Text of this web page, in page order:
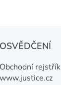
OSVĚDČENÍ
Obchodní rejstřík
www.justice.cz